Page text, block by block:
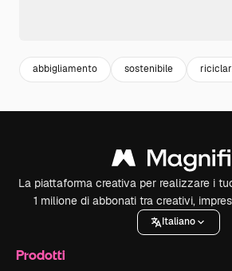
abbigliamento sostenibile
La piattaforma creativa per realizzare i
1 milione di abbonati tra creativi,
Italiano
Prodotti